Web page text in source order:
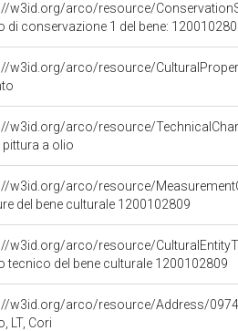
w3id.org/arco/resource/
di conservazione 1 del bene:
w3id.org/arco/resource/
w3id.org/arco/resource/
a olio
w3id.org/arco/resource/
del bene culturale 1200102809
w3id.org/arco/resource/
tecnico del bene culturale 1200102809
w3id.org/arco/resource/Address/
LT, Cori